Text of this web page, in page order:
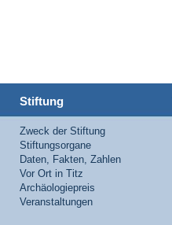
Stiftung
Zweck der Stiftung
Stiftungsorgane
Daten, Fakten, Zahlen
Vor Ort in Titz
Archäologiepreis
Veranstaltungen